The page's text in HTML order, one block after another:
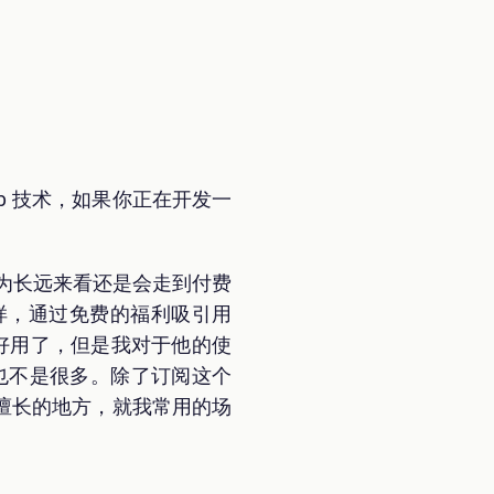
技术，如果你正在开发一
长远来看还是会走到付费
通过免费的福利吸引用
了，但是我对于他的使
是很多。除了订阅这个
长的地方，就我常用的场